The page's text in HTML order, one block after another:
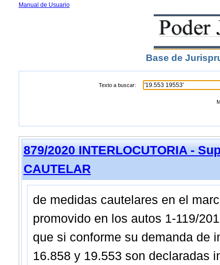
Manual de Usuario
Base de
Texto a buscar:
879/2020 INTERLOCUTORIA -
CAUTELAR
de medidas cautelares en el
promovido en los autos 1-119/
que si conforme su demanda de
16.858 y 19.553 son declaradas